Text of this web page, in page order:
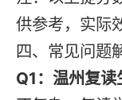
供参考，实际
四、常见问题
Q1：温州复读